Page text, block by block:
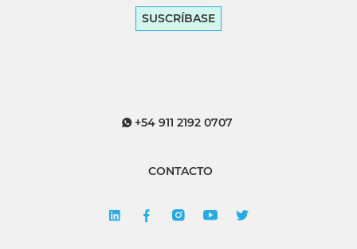
SUSCRÍBASE
+54 911 2192 0707
CONTACTO